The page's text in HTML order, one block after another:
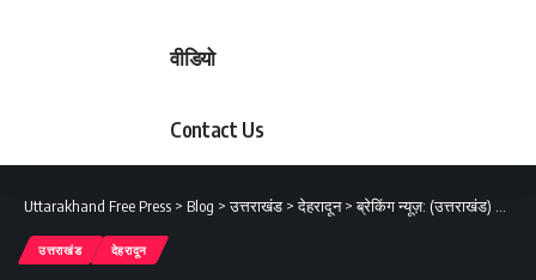
वीडियो
Contact Us
Uttarakhand Free Press > Blog >उत्तराखंड >देहरादून>ब्रेकिंग न्यूज़: (उत्तराखंड) इस ज़िले में निरीक्षक और उप निरीक्षकों के हुए तबादले
उत्तराखंड देहरादून